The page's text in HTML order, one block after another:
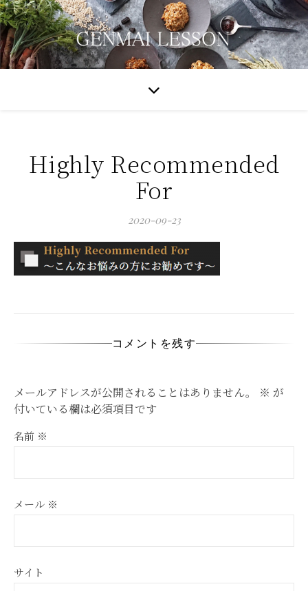
Highly Recommended
For
2020-09-23
コメントを残す
メールアドレスが公開されることはありません。 ※ が
付いている欄は必須項目です
名前 ※
メール ※
サイト